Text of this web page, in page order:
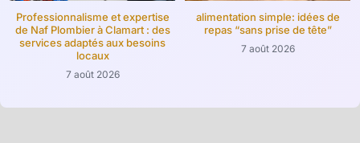
Professionnalisme et expertise
de Naf Plombier à Clamart : des
services adaptés aux besoins
locaux
7 août 2026
alimentation simple: idées de
repas “sans prise de tête”
7 août 2026